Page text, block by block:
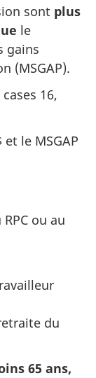
sont plus
le
gains
(MSGAP).
cases 16,
et le MSGAP
ou au
du
65 ans,